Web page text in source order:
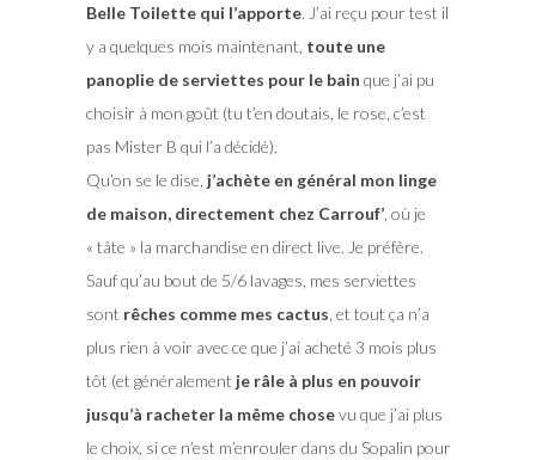
Belle Toilette qui l’apporte. J’ai reçu pour test il
y a quelques mois maintenant, toute une
panoplie de serviettes pour le bain que j’ai pu
choisir à mon goût (tu t’en doutais, le rose, c’est
pas Mister B qui l’a décidé).
Qu’on se le dise, j’achète en général mon linge
de maison, directement chez Carrouf’, où je
« tâte » la marchandise en direct live. Je préfère.
Sauf qu’au bout de 5/6 lavages, mes serviettes
sont rêches comme mes cactus , et tout ça n’a
plus rien à voir avec ce que j’ai acheté 3 mois plus
tôt (et généralement je râle à plus en pouvoir
jusqu’à racheter la même chosevu que j’ai plus
le choix, si ce n’est m’enrouler dans du Sopalin pour